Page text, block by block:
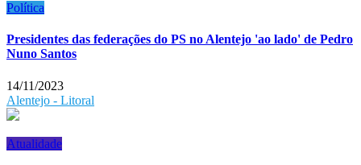
Política
Presidentes das federações do PS no Alentejo 'ao lado' de Pedro
Nuno Santos
14/11/2023
Alentejo - Litoral
Atualidade